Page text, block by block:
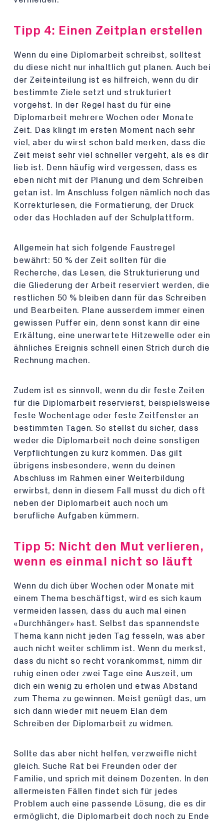
Tipp 4: Einen Zeitplan erstellen
Wenn du eine Diplomarbeit schreibst, solltest
du diese nicht nur inhaltlich gut planen. Auch bei
der Zeiteinteilung ist es hilfreich, wenn du dir
bestimmte Ziele setzt und strukturiert
vorgehst. In der Regel hast du für eine
Diplomarbeit mehrere Wochen oder Monate
Zeit. Das klingt im ersten Moment nach sehr
viel, aber du wirst schon bald merken, dass die
Zeit meist sehr viel schneller vergeht, als es dir
lieb ist. Denn häufig wird vergessen, dass es
eben nicht mit der Planung und dem Schreiben
getan ist. Im Anschluss folgen nämlich noch das
Korrekturlesen, die Formatierung, der Druck
oder das Hochladen auf der Schulplattform.
Allgemein hat sich folgende Faustregel
bewährt: 50 % der Zeit sollten für die
Recherche, das Lesen, die Strukturierung und
die Gliederung der Arbeit reserviert werden, die
restlichen 50 % bleiben dann für das Schreiben
und Bearbeiten. Plane ausserdem immer einen
gewissen Puffer ein, denn sonst kann dir eine
Erkältung, eine unerwartete Hitzewelle oder ein
ähnliches Ereignis schnell einen Strich durch die
Rechnung machen.
Zudem ist es sinnvoll, wenn du dir feste Zeiten
für die Diplomarbeit reservierst, beispielsweise
feste Wochentage oder feste Zeitfenster an
bestimmten Tagen. So stellst du sicher, dass
weder die Diplomarbeit noch deine sonstigen
Verpflichtungen zu kurz kommen. Das gilt
übrigens insbesondere, wenn du deinen
Abschluss im Rahmen einer Weiterbildung
erwirbst, denn in diesem Fall musst du dich oft
neben der Diplomarbeit auch noch um
berufliche Aufgaben kümmern.
Tipp 5: Nicht den Mut verlieren,
wenn es einmal nicht so läuft
Wenn du dich über Wochen oder Monate mit
einem Thema beschäftigst, wird es sich kaum
vermeiden lassen, dass du auch mal einen
«Durchhänger» hast. Selbst das spannendste
Thema kann nicht jeden Tag fesseln, was aber
auch nicht weiter schlimm ist. Wenn du merkst,
dass du nicht so recht vorankommst, nimm dir
ruhig einen oder zwei Tage eine Auszeit, um
dich ein wenig zu erholen und etwas Abstand
zum Thema zu gewinnen. Meist genügt das, um
sich dann wieder mit neuem Elan dem
Schreiben der Diplomarbeit zu widmen.
Sollte das aber nicht helfen, verzweifle nicht
gleich. Suche Rat bei Freunden oder der
Familie, und sprich mit deinem Dozenten. In den
allermeisten Fällen findet sich für jedes
Problem auch eine passende Lösung, die es dir
ermöglicht, die Diplomarbeit doch noch zu Ende